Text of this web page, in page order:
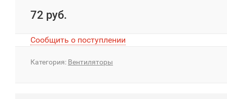
72 руб.
Сообщить о поступлении
Категория: Вентиляторы